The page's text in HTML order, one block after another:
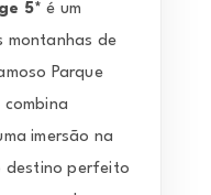
5* é um
montanhas de
Parque
combina
imersão na
destino perfeito